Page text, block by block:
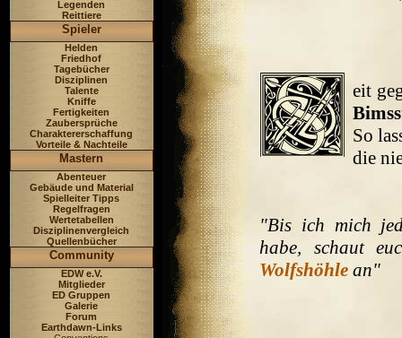
Legenden
Reittiere
Spieler
Helden
Friedhof
Tagebücher
Disziplinen
Talente
Kniffe
Fertigkeiten
Zaubersprüche
Charaktererschaffung
Vorteile & Nachteile
Mastern
Abenteuer
Gebäude und Material
Spielleiter Tipps
Regelfragen
Wertetabellen
Disziplinenvergleich
Quellenbücher
Community
EDW e.V.
Mitglieder
ED Gruppen
Galerie
Forum
Earthdawn-Links
eit
So
die
"Bis ich mich
habe, schaut
Wolfshöhle an"